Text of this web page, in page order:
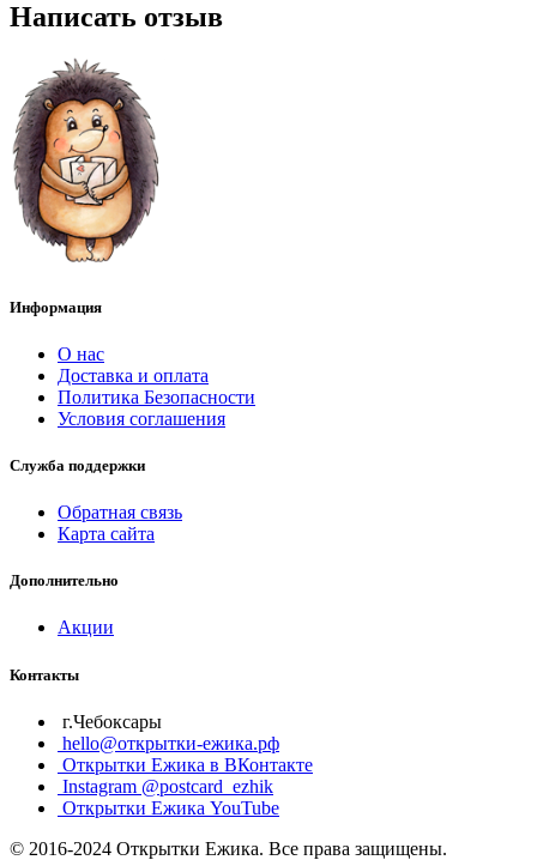
Написать отзыв
Информация
О нас
Доставка и оплата
Политика Безопасности
Условия соглашения
Служба поддержки
Обратная связь
Карта сайта
Дополнительно
Акции
Контакты
г.Чебоксары
hello@открытки-ежика.рф
Открытки Ежика в ВКонтакте
Instagram @postcard_ezhik
Открытки Ежика YouTube
© 2016-2024 Открытки Ежика. Все права защищены.